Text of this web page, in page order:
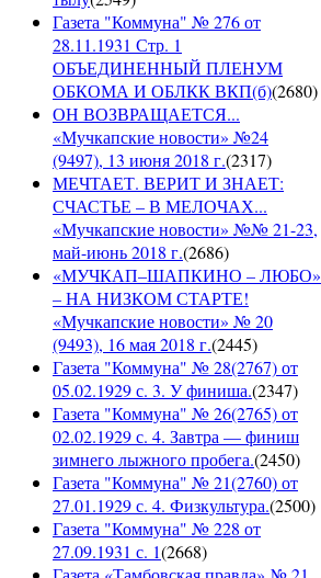
Газета "Коммуна" № 276 от
28.11.1931 Стр. 1
ОБЪЕДИНЕННЫЙ ПЛЕНУМ
ОБКОМА И ОБЛКК ВКП(б)(2680)
ОН ВОЗВРАЩАЕТСЯ...
«Мучкапские новости» №24
(9497), 13 июня 2018 г.(2317)
МЕЧТАЕТ. ВЕРИТ И ЗНАЕТ:
СЧАСТЬЕ – В МЕЛОЧАХ...
«Мучкапские новости» №№ 21-23,
май-июнь 2018 г.(2686)
«МУЧКАП–ШАПКИНО – ЛЮБО»
– НА НИЗКОМ СТАРТЕ!
«Мучкапские новости» № 20
(9493), 16 мая 2018 г.(2445)
Газета "Коммуна" № 28(2767) от
05.02.1929 с. 3. У финиша.(2347)
Газета "Коммуна" № 26(2765) от
02.02.1929 с. 4. Завтра — финиш
зимнего лыжного пробега.(2450)
Газета "Коммуна" № 21(2760) от
27.01.1929 с. 4. Физкультура.(2500)
Газета "Коммуна" № 228 от
27.09.1931 с. 1(2668)